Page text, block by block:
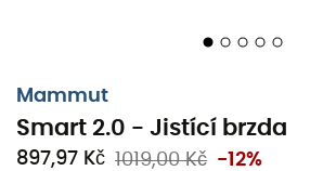
Mammut
Smart 2.0 - Jistící brzda
897,97 Kč 1019,00 Kč -12%